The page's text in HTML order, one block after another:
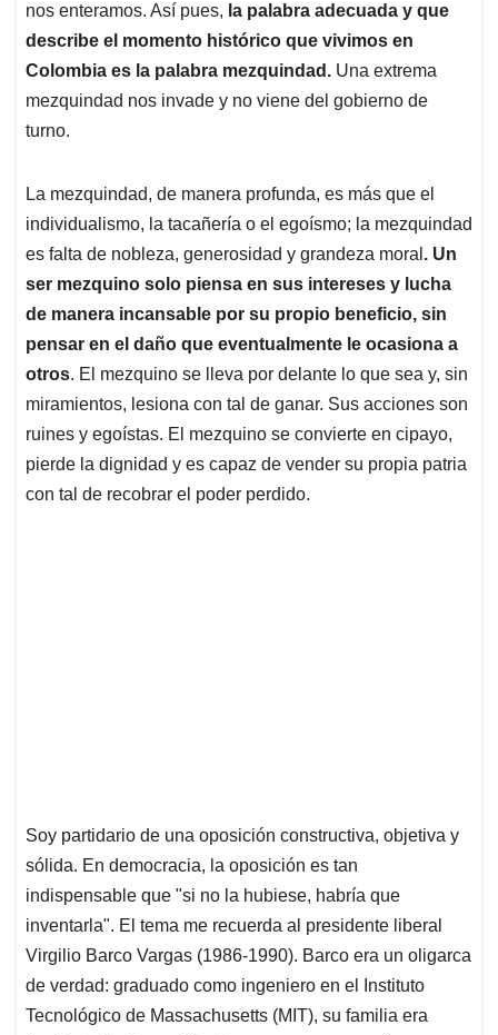
nos enteramos. Así pues, la palabra adecuada y que
describe el momento histórico que vivimos en
Colombia es la palabra mezquindad. Una extrema
mezquindad nos invade y no viene del gobierno de
turno.
La mezquindad, de manera profunda, es más que el
individualismo, la tacañería o el egoísmo; la mezquindad
es falta de nobleza, generosidad y grandeza moral . Un
ser mezquino solo piensa en sus intereses y lucha
de manera incansable por su propio beneficio, sin
pensar en el daño que eventualmente le ocasiona a
otros. El mezquino se lleva por delante lo que sea y, sin
miramientos, lesiona con tal de ganar. Sus acciones son
ruines y egoístas. El mezquino se convierte en cipayo,
pierde la dignidad y es capaz de vender su propia patria
con tal de recobrar el poder perdido.
Soy partidario de una oposición constructiva, objetiva y
sólida. En democracia, la oposición es tan
indispensable que "si no la hubiese, habría que
inventarla". El tema me recuerda al presidente liberal
Virgilio Barco Vargas (1986-1990). Barco era un oligarca
de verdad: graduado como ingeniero en el Instituto
Tecnológico de Massachusetts (MIT), su familia era